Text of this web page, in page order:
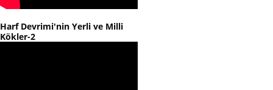
Harf Devrimi'nin Yerli ve Milli
Kökler-2